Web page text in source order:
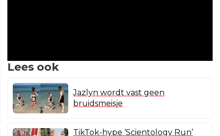
Lees ook
Jazlyn wordt vast geen
bruidsmeisje
TikTok-hype ‘Scientology Run’